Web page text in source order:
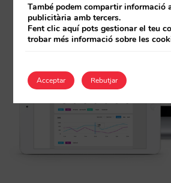
També podem compartir informació
publicitària amb tercers.
Fent clic aquí pots gestionar el teu
trobar més informació sobre les
Acceptar Rebutjar